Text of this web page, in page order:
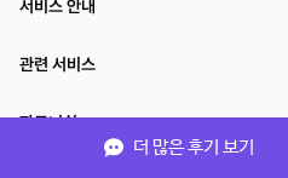
더 많은 후기 보기
서비스 안내
관련 서비스
파트너쉽